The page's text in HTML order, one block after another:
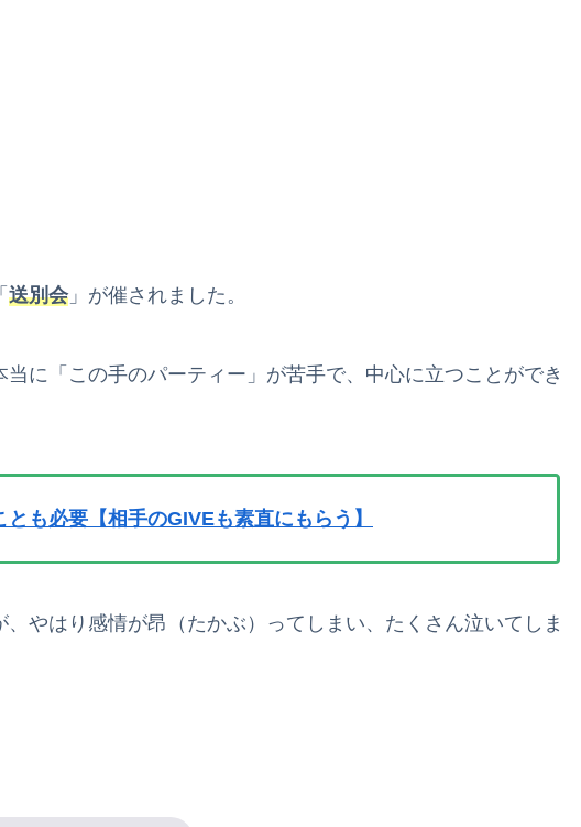
送別会」が催されました。
に「この手のパーティー」が苦手で、中心に立つことができ
も必要【相手のGIVEも素直にもらう】
やはり感情が昂（たかぶ）ってしまい、たくさん泣いてしま